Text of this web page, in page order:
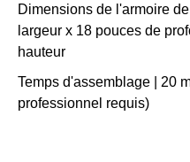
Dimensions de l'armoire
largeur x 18 pouces de
hauteur
Temps d'assemblage | 20
professionnel requis)